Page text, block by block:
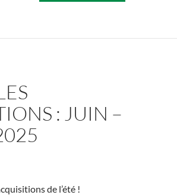
: JUIN –
de l’été !